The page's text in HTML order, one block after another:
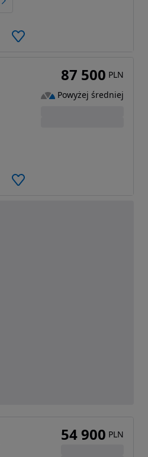
87 500 PLN
Powyżej średniej
54 900 PLN